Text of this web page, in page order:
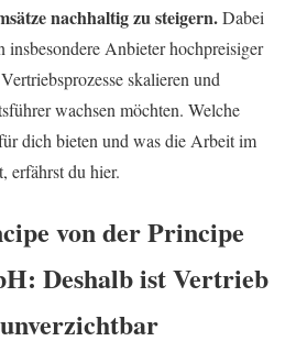
nachhaltig zu steigern.Dabei
insbesondere Anbieter hochpreisiger
skalieren und
wachsen möchten. Welche
dich bieten und was die Arbeit im
erfährst du hier.
von der Principe
Deshalb ist Vertrieb